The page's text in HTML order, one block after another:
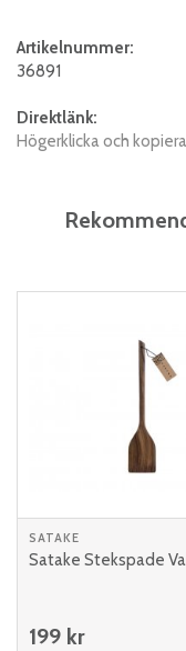
Artikelnummer:
36891
Direktlänk:
Högerklicka och
SATAKE
Satake Stekspade
199 kr